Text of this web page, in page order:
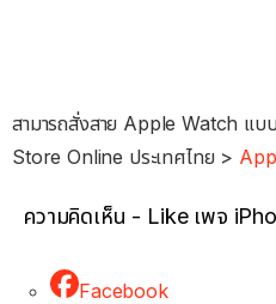
สามารถสั่งสาย Apple Watch แ
Store Online ประเทศไทย >
ความคิดเห็น - Like เพจ
Facebook